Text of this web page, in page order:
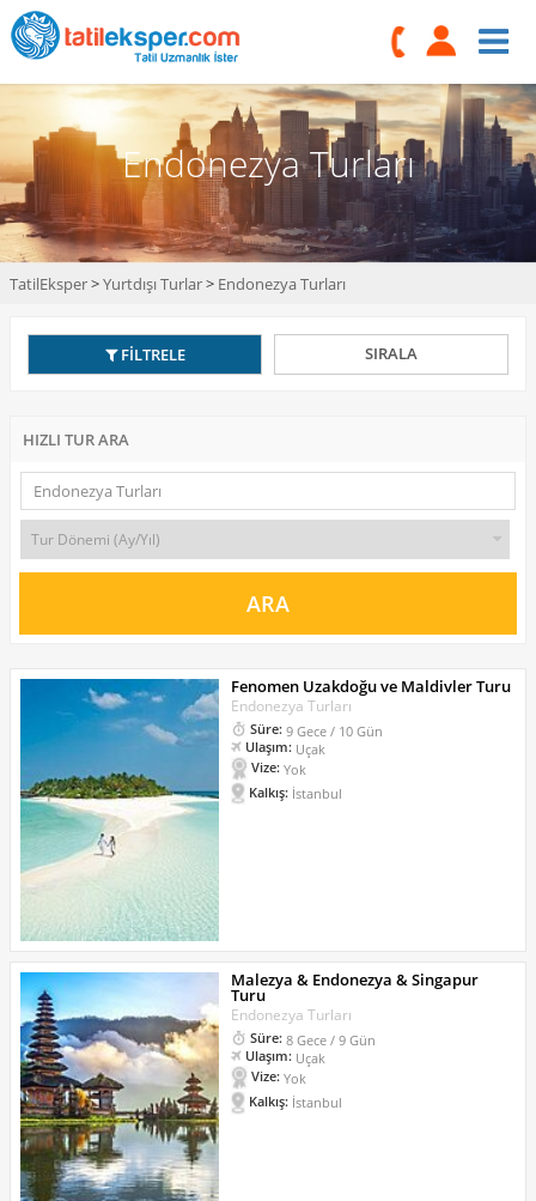
Endonezya Turları
TatilEksper>Yurtdışı Turlar> Endonezya Turları
FİLTRELE SIRALA
HIZLI TUR ARA
Fenomen Uzakdoğu ve Maldivler Turu
Endonezya Turları
Süre: 9 Gece / 10 Gün
Ulaşım: Uçak
Vize: Yok
Kalkış: İstanbul
Malezya & Endonezya & Singapur
Turu
Endonezya Turları
Süre: 8 Gece / 9 Gün
Ulaşım: Uçak
Vize: Yok
Kalkış: İstanbul